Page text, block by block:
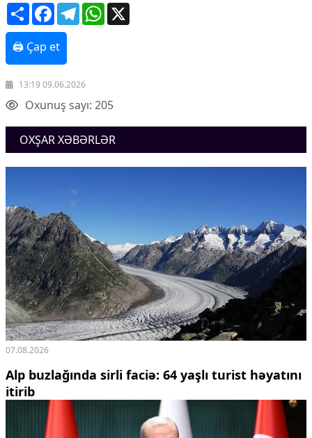
Hərbi sənaye
Telekommunikasiya və nəqliyyat
COP29
Cəmiyyət
Siyasət
Məhkəmə və hüquq
Ekologiya
Zəfər - 5
Gənclər və İdman
Media və QHT
Sağlamlıq
Sosium
Mənəvi dəyərlər
Texnologiya
Mətbuat-150
Əlaqə
Missiyamız
ShareFacebookTelegramWhatsApp
🖨 Çap et
13:19 09.06.2026
Oxunuş sayı: 205
OXŞAR XƏBƏRLƏR
07.08.2026
Alp buzlağında sirli faciə: 64 yaşlı turist həyatını
itirib